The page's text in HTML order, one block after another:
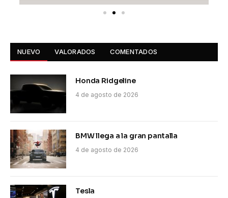
NUEVO VALORADOS COMENTADOS
Honda Ridgeline
4 de agosto de 2026
BMW llega a la gran pantalla
4 de agosto de 2026
Tesla